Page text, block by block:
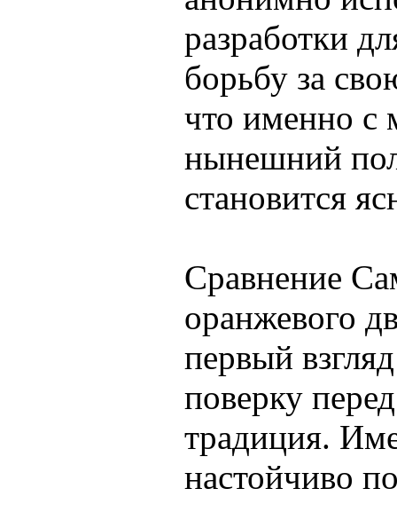
разработки
борьбу за
что именно с
нынешний
становится
Сравнение
оранжевого
первый
поверку
традиция.
настойчиво